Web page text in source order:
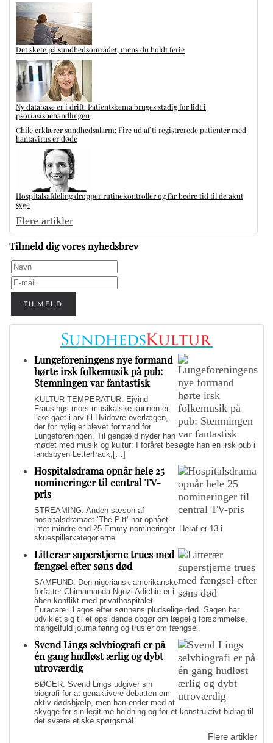
Det skete på sundhedsområdet, mens du holdt ferie
Ny database er i drift: Patientskema bruges stadig for lidt i
psoriasisbehandlingen
Chile erklærer sundhedsalarm: Fire ud af ti registrerede patienter med
hantavirus er døde
Hospitalsafdeling dropper rutinekontroller og får bedre tid til de akut
syge
Flere artikler
Tilmeld dig vores nyhedsbrev
TILMELD
Lungeforeningens nye formand
hørte irsk folkemusik på pub:
Stemningen var fantastisk
KULTUR-TEMPERATUR: Ejvind
Frausings mors musikalske kunnen er
ikke gået i arv til Hvidovre-overlægen,
der for nylig er blevet formand for
Lungeforeningen. Til gengæld nyder han
mødet med musik og kultur: I foråret besøgte han en irsk pub i
landsbyen Letterfrack,[…]
Hospitalsdrama opnår hele 25
nomineringer til central TV-
pris
STREAMING: Anden sæson af
hospitalsdramaet ‘The Pitt’ har opnået
intet mindre end 25 Emmy-nomineringer. Heraf er 13 i
skuespillerkategorierne.
Litterær superstjerne trues med
fængsel efter søns død
SAMFUND: Den nigeriansk-amerikanske
forfatter Chimamanda Ngozi Adichie er i
åben konflikt med privathospitalet
Euracare i Lagos efter sønnens pludselige død. Sagen har
udviklet sig til et opslidende opgør om lægelig forsømmelse,
mangelfuld journalføring og trusler om fængsel.
Svend Lings selvbiografi er på
én gang hudløst ærlig og dybt
utroværdig
BØGER: Svend Lings udgiver sin
biografi for at genaktivere debatten om
aktiv dødshjælp, men han ender med at
skygge for sin legitime holdning og for et konstruktivt bidrag til
det svære etiske spørgsmål.
Flere artikler